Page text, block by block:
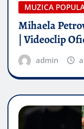
MUZICA
Mihaela
| Videoclip
admin